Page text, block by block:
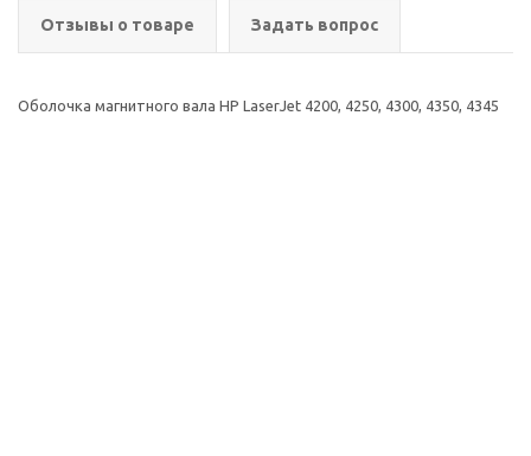
Отзывы о товаре Задать вопрос
Оболочка магнитного вала HP LaserJet 4200, 4250, 4300, 4350, 4345